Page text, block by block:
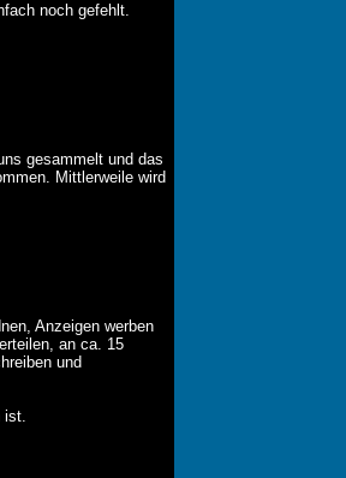
noch gefehlt.
gesammelt und das
Mittlerweile wird
Anzeigen werben
an ca. 15
und
ist.